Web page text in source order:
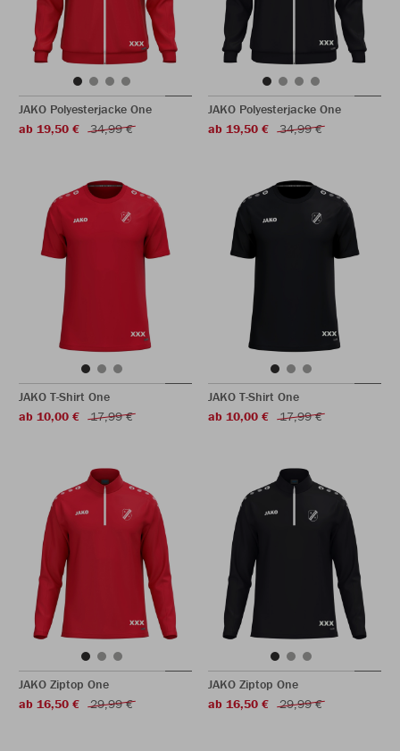
JAKO Polyesterjacke One
ab 19,50 €
34,99 €
JAKO Polyesterjacke One
ab 19,50 €
34,99 €
JAKO T-Shirt One
ab 10,00 €
17,99 €
JAKO T-Shirt One
ab 10,00 €
17,99 €
JAKO Ziptop One
ab 16,50 €
29,99 €
JAKO Ziptop One
ab 16,50 €
29,99 €